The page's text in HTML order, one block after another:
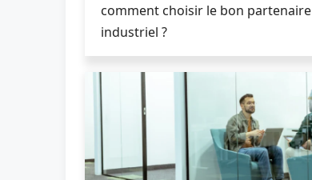
comment choisir le bon partenaire
industriel ?